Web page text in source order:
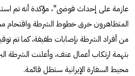
عازمة على إحداث فوضى"، مؤكدة أنه تم
المتظاهرون خرق خطوط الشرطة واقتحام
من أفراد الشرطة بإصابات طفيفة، كما تم
بتهمة ارتكاب أعمال عنف، وأعلنت الشرطة
محيط السفارة الإيرانية ستظل قائمة.